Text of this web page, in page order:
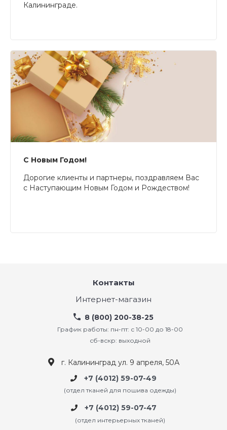
Калининграде.
С Новым Годом!
Дорогие клиенты и партнеры, поздравляем Вас
с Наступающим Новым Годом и Рождеством!
Контакты
Интернет-магазин
8 (800) 200-38-25
График работы: пн-пт: с 10-00 до 18-00
сб-вскр: выходной
г. Калининград ул. 9 апреля, 50А
+7 (4012) 59-07-49
(отдел тканей для пошива одежды)
+7 (4012) 59-07-47
(отдел интерьерных тканей)